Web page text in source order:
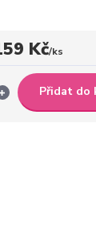
Kč/ks
Přidat do